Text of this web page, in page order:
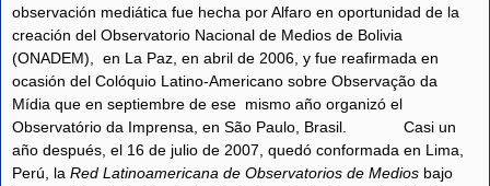
observación mediática fue hecha por Alfaro en oportunidad de la
creación del Observatorio Nacional de Medios de Bolivia
(ONADEM), en La Paz, en abril de 2006, y fue reafirmada en
ocasión del Colóquio Latino-Americano sobre Observação da
Mídia que en septiembre de ese mismo año organizó el
Observatório da Imprensa, en São Paulo, Brasil.
Casi un
año después, el 16 de julio de 2007, quedó conformada en Lima,
Perú, la Red Latinoamericana de Observatorios de Medios bajo